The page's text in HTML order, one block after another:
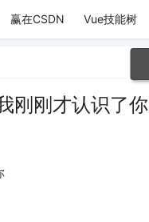
赢在CSDN Vue技能树
刚刚才认识了你